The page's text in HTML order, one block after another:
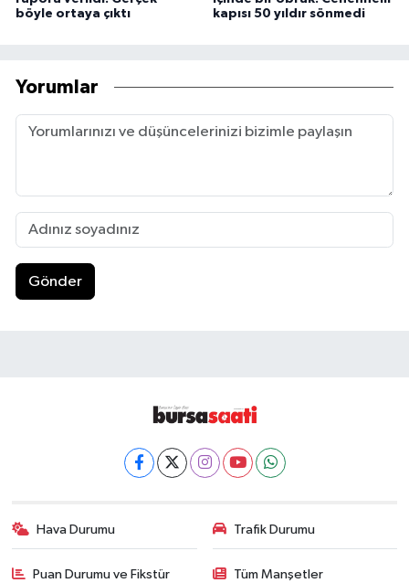
böyle ortaya çıktı
kapısı 50 yıldır sönmedi
Yorumlar
Gönder
Hava Durumu Trafik Durumu
Puan Durumu ve Fikstür Tüm Manşetler